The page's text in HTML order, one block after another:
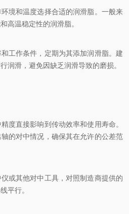
和温度选择合适的润滑脂。一般来
高温稳定性的润滑脂。
作条件，定期为其添加润滑脂。建
润滑，避免因缺乏润滑导致的磨损。
直接影响到传动效率和使用寿命。
的对中情况，确保其在允许的公差范
其他对中工具，对照制造商提供的
平行。